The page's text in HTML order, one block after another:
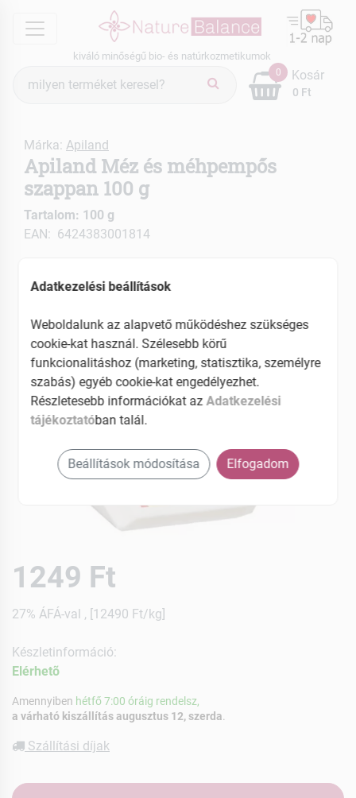
menu
kiváló minőségű bio- és natúrkozmetikumok
keresés
0
0 Ft
Kosár
Márka: Apiland
Apiland Méz és méhpempős
szappan 100 g
Tartalom: 100 g
EAN: 6424383001814
1249 Ft
27% ÁFÁ-val , [12490 Ft/kg]
Készletinformáció:
Elérhetõ
Amennyiben hétfő 7:00 óráig rendelsz,
a várható kiszállítás augusztus 12, szerda
Szállítási díjak
Adatkezelési beállítások
Weboldalunk az alapvető működéshez szükséges
cookie-kat használ. Szélesebb körű
funkcionalitáshoz (marketing, statisztika, személyre
szabás) egyéb cookie-kat engedélyezhet.
Részletesebb információkat az Adatkezelési
tájékoztatóban talál.
Beállítások módosítása Elfogadom